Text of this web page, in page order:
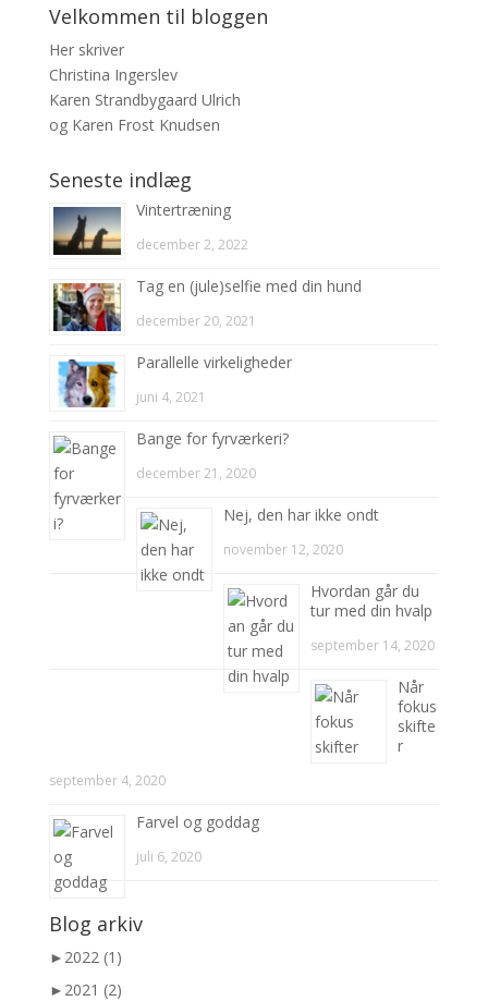
Velkommen til bloggen
Her skriver
Christina Ingerslev
Karen Strandbygaard Ulrich
og Karen Frost Knudsen
Seneste indlæg
Vintertræning
december 2, 2022
Tag en (jule)selfie med din hund
december 20, 2021
Parallelle virkeligheder
juni 4, 2021
Bange for fyrværkeri?
december 21, 2020
Nej, den har ikke ondt
november 12, 2020
Hvordan går du
tur med din hvalp
september 14, 2020
Når
fokus
skifte
r
september 4, 2020
Farvel og goddag
juli 6, 2020
Blog arkiv
► 2022 (1)
► 2021 (2)